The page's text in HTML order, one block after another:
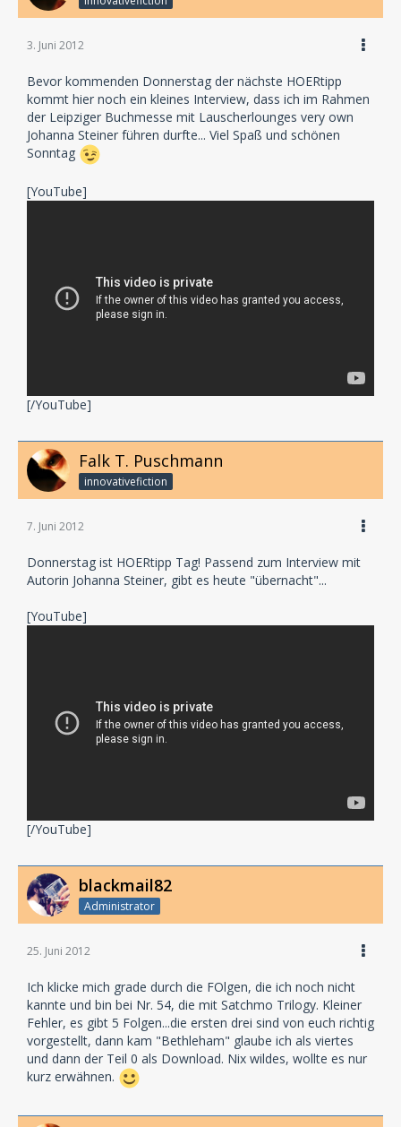
3. Juni 2012
Bevor kommenden Donnerstag der nächste HOERtipp
kommt hier noch ein kleines Interview, dass ich im Rahmen
der Leipziger Buchmesse mit Lauscherlounges very own
Johanna Steiner führen durfte... Viel Spaß und schönen
Sonntag
[YouTube]
[/YouTube]
Falk T. Puschmann
innovativefiction
7. Juni 2012
Donnerstag ist HOERtipp Tag! Passend zum Interview mit
Autorin Johanna Steiner, gibt es heute "übernacht"...
[YouTube]
[/YouTube]
blackmail82
Administrator
25. Juni 2012
Ich klicke mich grade durch die FOlgen, die ich noch nicht
kannte und bin bei Nr. 54, die mit Satchmo Trilogy. Kleiner
Fehler, es gibt 5 Folgen...die ersten drei sind von euch richtig
vorgestellt, dann kam "Bethleham" glaube ich als viertes
und dann der Teil 0 als Download. Nix wildes, wollte es nur
kurz erwähnen.